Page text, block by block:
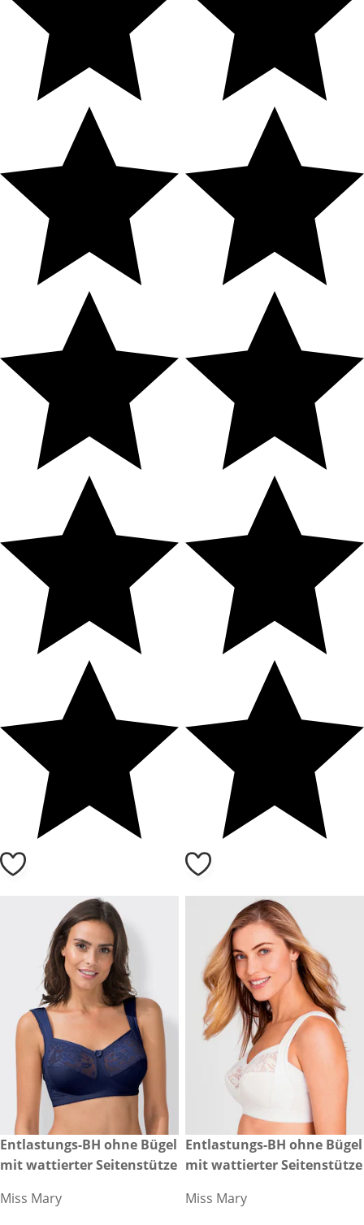
CHF 129.00
Entlastungs-BH ohne Bügel
mit wattierter Seitenstütze
Miss Mary
CHF 129.00
Entlastungs-BH ohne Bügel
mit wattierter Seitenstütze
Miss Mary